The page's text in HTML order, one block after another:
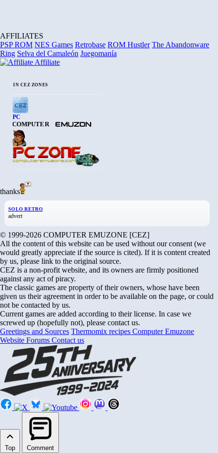
AFFILIATES
PSP ROM NES Games Retrobase ROM Hustler The Abandonware
Ring Selva del Camaleón Juegomanía
Affiliate
IN CEZ ZONES
PC
COMPUTER
thanks
SOLO RETRO
advert
© 1999-2026 COMPUTER EMUZONE [CEZ]
All the content of this website can be used without our consent (we
would greatly appreciate if the source is cited). If it is content created
by us, please link to the original source.
CEZ is a non-profit website, and its owners are firmly positioned
against any act of piracy.
The classic games are property of their owners, whose have been
given us their agreement in order to be available on the page, or could
not be contacted by us.
Current games are added according to their license. In case we
screwed up (hopefully not), please contact us.
Greetings and Sources Thermomix recipes Computer Emuzone
Website Forums Contact us
Top Comment